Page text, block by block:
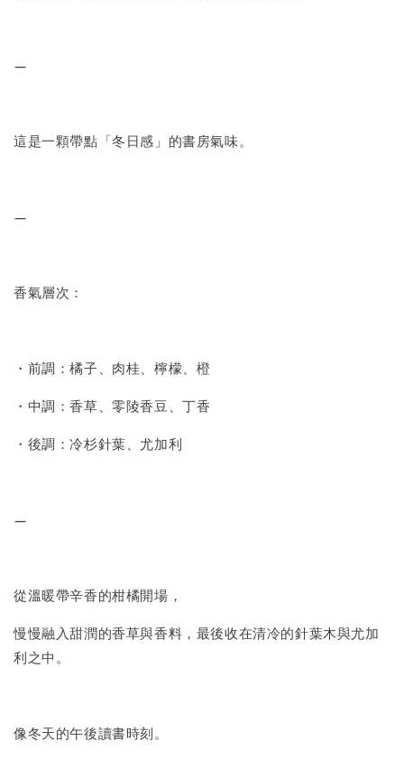
—
這是一顆帶點「冬日感」的書房氣味。
—
香氣層次：
・前調：橘子、肉桂、檸檬、橙
・中調：香草、零陵香豆、丁香
・後調：冷杉針葉、尤加利
—
從溫暖帶辛香的柑橘開場，
慢慢融入甜潤的香草與香料，最後收在清冷的針葉木與尤加
利之中。
像冬天的午後讀書時刻。